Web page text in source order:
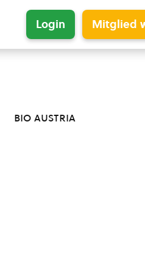
Login Mitglied
bio austria